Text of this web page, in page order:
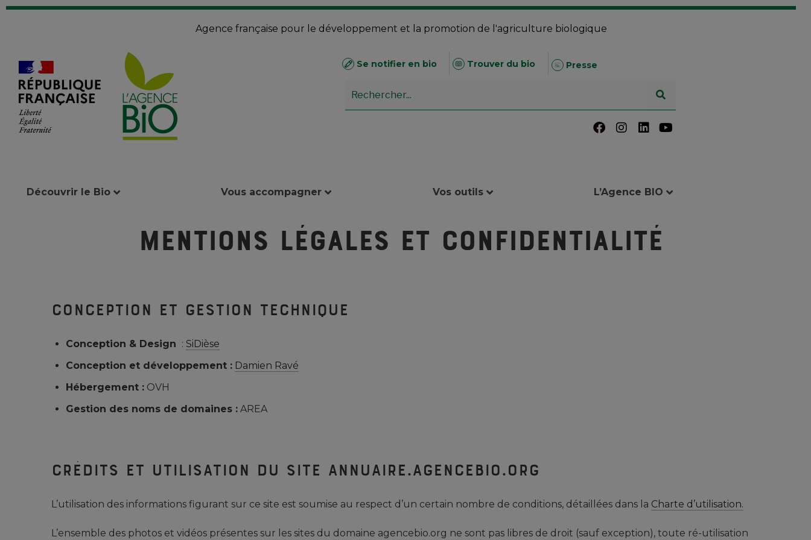
Agence française pour le développement et la promotion de l'agriculture biologique
Se notifier en bio Trouver du bio Presse
Découvrir le Bio Vous accompagner Vos outils L’Agence BIO
Mentions légales et confidentialité
Conception et gestion technique
Conception & Design : SiDièse
Conception et développement : Damien Ravé
Hébergement :OVH
Gestion des noms de domaines :AREA
Crédits et utilisation du site annuaire.agencebio.org
L’utilisation des informations figurant sur ce site est soumise au respect d’un certain nombre de conditions, détaillées dans la Charte d’utilisation.
L’ensemble des photos et vidéos présentes sur les sites du domaine agencebio.org ne sont pas libres de droit (sauf exception), toute ré-utilisation